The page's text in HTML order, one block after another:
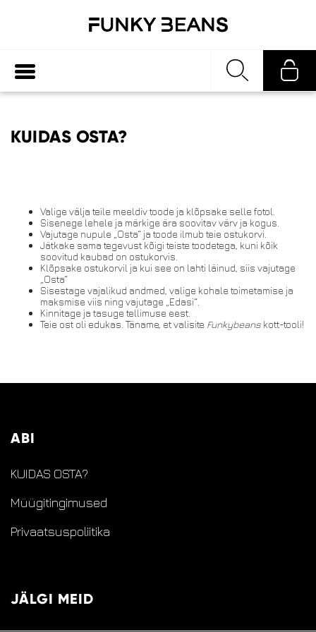
KUIDAS OSTA?
Valige välja teile meeldiv toode ja klõpsake selle fotol.
Sisenege lehele ja märkige ära soovitav värv ja kogus.
Vajutage nupule „Osta“ ja toode ilmub teie ostukorvi.
Jätkake sama tegevust kõigi teiste toodetega, kuni kõik
soovitud kaubad on ostukorvis.
Klõpsake ostukorvil ja kui see on lahti läinud, siis vajutage
„Osta“
Sisestage vajalikud andmed, valige kohale toimetamise ja
maksmise viis ning vajutage „Edasi“.
Kinnitage ja tasuge tellimuse eest.
Teie ost oli edukas. Täname, et valisite Funkybeans kott-tooli!
ABI
KUIDAS OSTA?
Müügitingimused
Privaatsuspoliitika
JÄLGI MEID